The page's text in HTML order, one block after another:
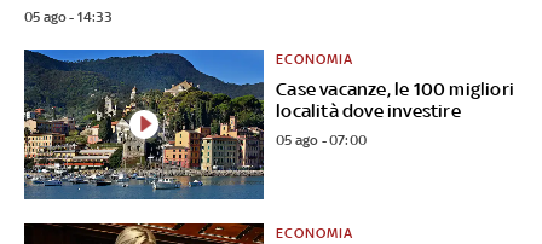
05 ago - 14:33
Case vacanze, le 100 migliori
località dove investire
ECONOMIA
05 ago - 07:00
ECONOMIA